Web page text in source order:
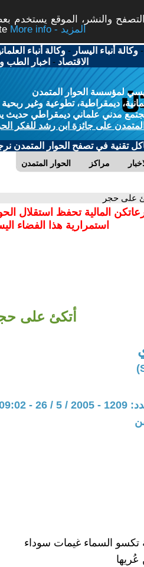
والنشر، الموقع يستخدم
More info - المزيد
-وكالة أنباء اليسار -وكالة أنباء
الاقتصاد - اخبار الطب
لمؤسسة الحوار المتمدن
ديمقراطية، تطوعية وغير ربحية
مدني علماني ديمقراطي حديث
على جائزة ابن رشد للفكر
تقنية في تصفح الحوار المتمدن
الحوار المتمدن مراكز
على حجر
المالية تحفظ استقلال
استمرارية هذا الفضاء
أتكئ على
09:02
تكسو السماء غيمات سوداء